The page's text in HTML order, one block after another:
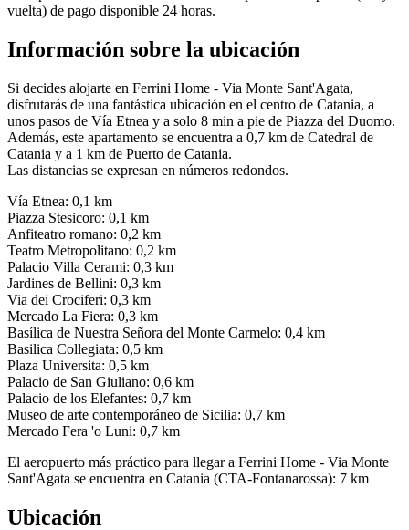
vuelta) de pago disponible 24 horas.
Información sobre la ubicación
Si decides alojarte en Ferrini Home - Via Monte Sant'Agata,
disfrutarás de una fantástica ubicación en el centro de Catania, a
unos pasos de Vía Etnea y a solo 8 min a pie de Piazza del Duomo.
Además, este apartamento se encuentra a 0,7 km de Catedral de
Catania y a 1 km de Puerto de Catania.
Las distancias se expresan en números redondos.
Vía Etnea: 0,1 km
Piazza Stesicoro: 0,1 km
Anfiteatro romano: 0,2 km
Teatro Metropolitano: 0,2 km
Palacio Villa Cerami: 0,3 km
Jardines de Bellini: 0,3 km
Via dei Crociferi: 0,3 km
Mercado La Fiera: 0,3 km
Basílica de Nuestra Señora del Monte Carmelo: 0,4 km
Basilica Collegiata: 0,5 km
Plaza Universita: 0,5 km
Palacio de San Giuliano: 0,6 km
Palacio de los Elefantes: 0,7 km
Museo de arte contemporáneo de Sicilia: 0,7 km
Mercado Fera 'o Luni: 0,7 km
El aeropuerto más práctico para llegar a Ferrini Home - Via Monte
Sant'Agata se encuentra en Catania (CTA-Fontanarossa): 7 km
Ubicación